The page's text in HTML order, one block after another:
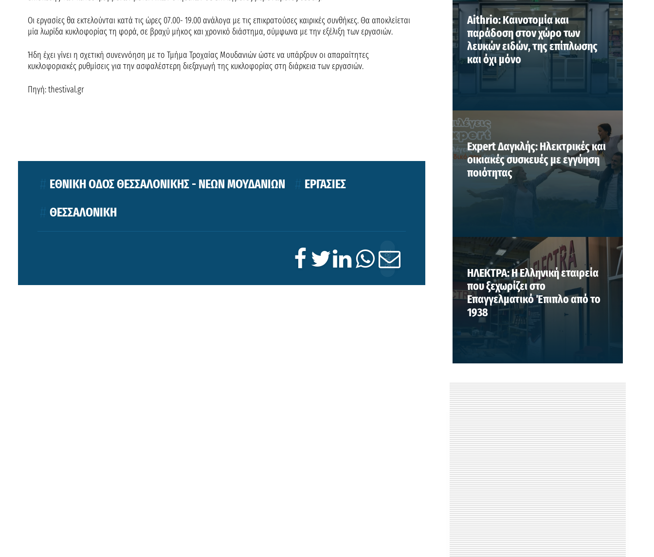
Οι εργασίες θα εκτελούνται κατά τις ώρες 07.00- 19.00 ανάλογα με τις επικρατούσες καιρικές συνθήκες. Θα αποκλείεται
μία λωρίδα κυκλοφορίας τη φορά, σε βραχύ μήκος και χρονικό διάστημα, σύμφωνα με την εξέλιξη των εργασιών.
Ήδη έχει γίνει η σχετική συνεννόηση με το Τμήμα Τροχαίας Μουδανιών ώστε να υπάρξουν οι απαραίτητες
κυκλοφοριακές ρυθμίσεις για την ασφαλέστερη διεξαγωγή της κυκλοφορίας στη διάρκεια των εργασιών.
Πηγή: thestival.gr
ΕΘΝΙΚΗ ΟΔΟΣ ΘΕΣΣΑΛΟΝΙΚΗΣ - ΝΕΩΝ ΜΟΥΔΑΝΙΩΝ
ΕΡΓΑΣΙΕΣ
ΘΕΣΣΑΛΟΝΙΚΗ
Aithrio: Καινοτομία και
παράδοση στον χώρο των
λευκών ειδών, της επίπλωσης
και όχι μόνο
Expert Δαγκλής: Ηλεκτρικές και
οικιακές συσκευές με εγγύηση
ποιότητας
ΗΛΕΚΤΡΑ: Η Ελληνική εταιρεία
που ξεχωρίζει στο
Επαγγελματικό Έπιπλο από το
1938